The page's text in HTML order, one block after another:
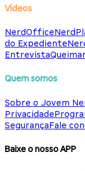
Vídeos
NerdOffice
do Expediente
Entrevista
Quem somos
Sobre o Jovem
Privacidade
SegurançaFale
Baixe o nosso APP